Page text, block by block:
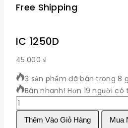
Free Shipping
IC 1250D
45.000 ₫
3 sản phẩm đã bán trong 8
Bán nhanh! Hơn 19 người
IC
1250D
Thêm Vào Giỏ Hàng Mua